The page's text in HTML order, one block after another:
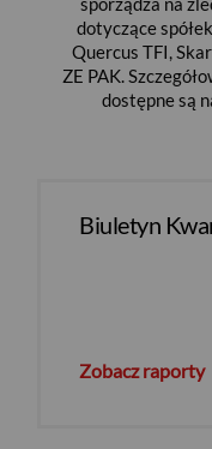
dotyczące
Quercus TFI,
ZE PAK.
dostępne są
Biuletyn
Zobacz raporty